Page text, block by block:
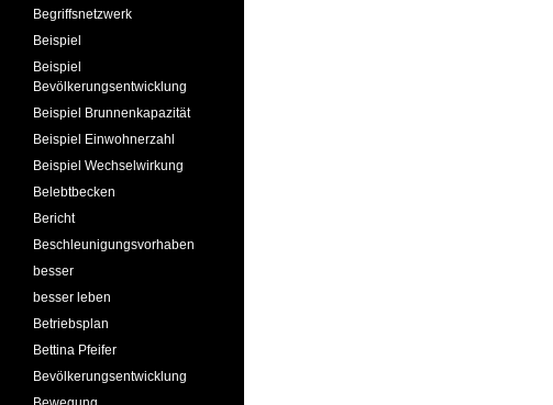
Begriffsnetzwerk
Beispiel
Beispiel
Bevölkerungsentwicklung
Beispiel Brunnenkapazität
Beispiel Einwohnerzahl
Beispiel Wechselwirkung
Belebtbecken
Bericht
Beschleunigungsvorhaben
besser
besser leben
Betriebsplan
Bettina Pfeifer
Bevölkerungsentwicklung